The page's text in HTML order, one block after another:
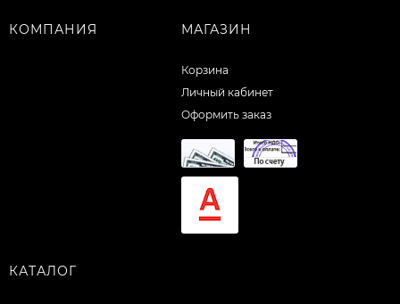
КОМПАНИЯ МАГАЗИН
Корзина
Личный кабинет
Оформить заказ
КАТАЛОГ